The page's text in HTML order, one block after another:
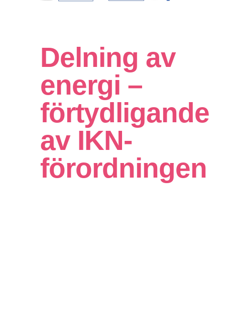
Delning av
energi –
förtydligande
av IKN-
förordningen